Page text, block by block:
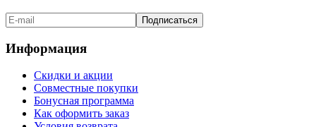
Подписаться
Информация
Скидки и акции
Совместные покупки
Бонусная программа
Как оформить заказ